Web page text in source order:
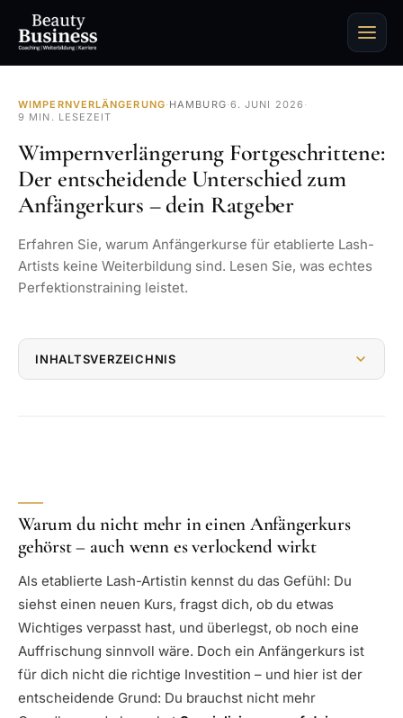
WIMPERNVERLÄNGERUNG· HAMBURG·6. JUNI 2026 ·
9 MIN. LESEZEIT
Wimpernverlängerung Fortgeschrittene:
Der entscheidende Unterschied zum
Anfängerkurs – dein Ratgeber
Erfahren Sie, warum Anfängerkurse für etablierte Lash-
Artists keine Weiterbildung sind. Lesen Sie, was echtes
Perfektionstraining leistet.
INHALTSVERZEICHNIS
Warum du nicht mehr in einen Anfängerkurs
gehörst – auch wenn es verlockend wirkt
Als etablierte Lash-Artistin kennst du das Gefühl: Du
siehst einen neuen Kurs, fragst dich, ob du etwas
Wichtiges verpasst hast, und überlegst, ob noch eine
Auffrischung sinnvoll wäre. Doch ein Anfängerkurs ist
für dich nicht die richtige Investition – und hier ist der
entscheidende Grund: Du brauchst nicht mehr